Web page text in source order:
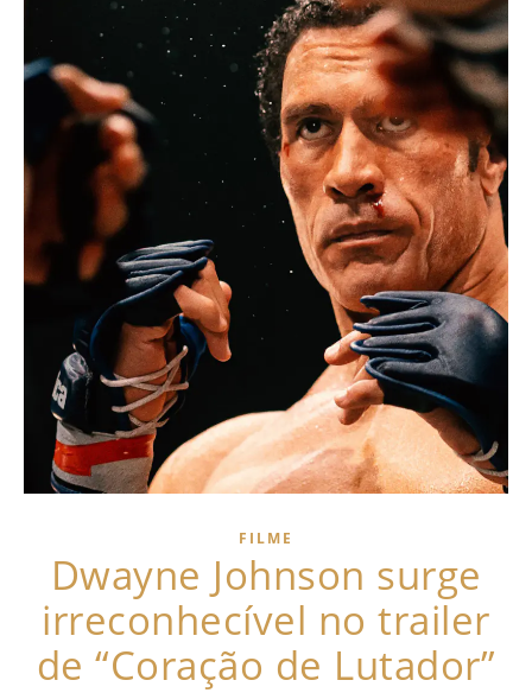
FILME
Dwayne Johnson surge
irreconhecível no trailer
de “Coração de Lutador”